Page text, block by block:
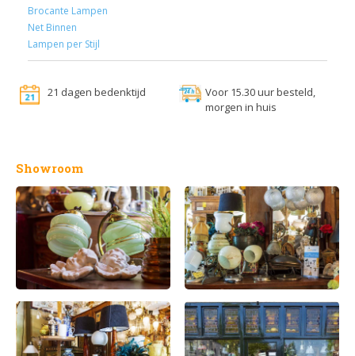
Brocante Lampen
Net Binnen
Lampen per Stijl
21 dagen bedenktijd
Voor 15.30 uur besteld,
morgen in huis
Showroom